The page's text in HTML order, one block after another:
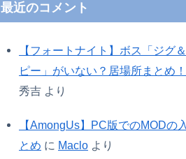
最近のコメント
【フォートナイト】ボス「ジグ
ピー」がいない？居場所まとめ！
秀吉 より
【AmongUs】PC版でのMODの
とめ に Maclo より